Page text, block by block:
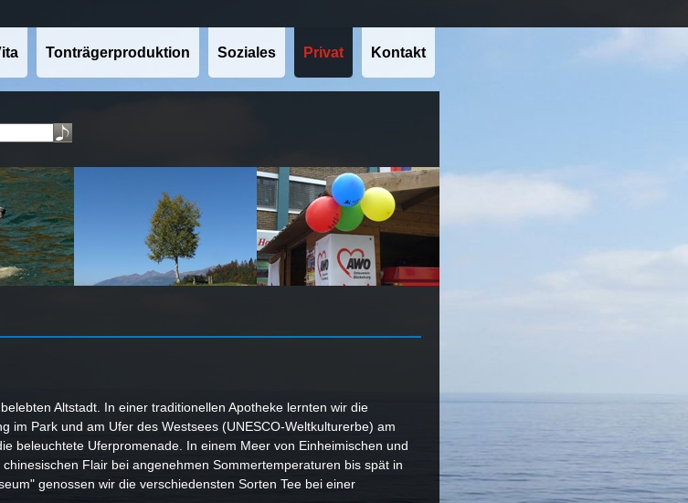
Tonträgerproduktion Soziales Privat Kontakt
Altstadt. In einer traditionellen Apotheke lernten wir die
im Park und am Ufer des Westsees (UNESCO-Weltkulturerbe) am
beleuchtete Uferpromenade. In einem Meer von Einheimischen und
Flair bei angenehmen Sommertemperaturen bis spät in
genossen wir die verschiedensten Sorten Tee bei einer